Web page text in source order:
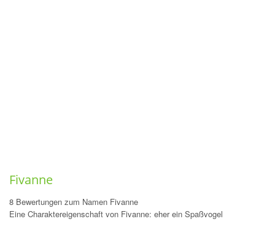
Fivanne
8 Bewertungen zum Namen Fivanne
Eine Charaktereigenschaft von Fivanne: eher ein Spaßvogel